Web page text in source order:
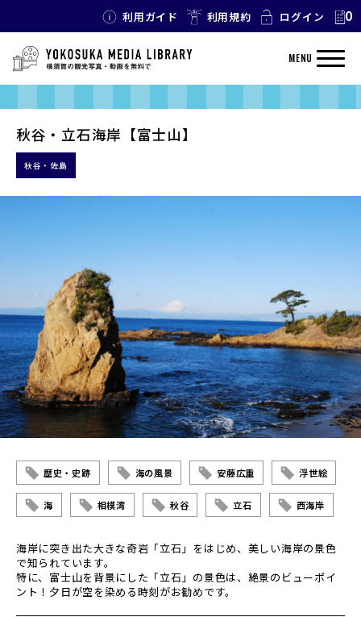
利用ガイド 利用規約 ログイン 0
MENU
秋谷・立石海岸【富士山】
秋谷・佐島
歴史・史跡 海の風景 安藤広重 浮世絵
海 相模湾 秋谷 立石 西海岸
海岸に突き出た大きな奇岩「立石」をはじめ、美しい海岸の景色
で知られています。
特に、富士山を背景にした「立石」の景色は、絶景のビューポイ
ント！夕日が空を染める時刻がお勧めです。